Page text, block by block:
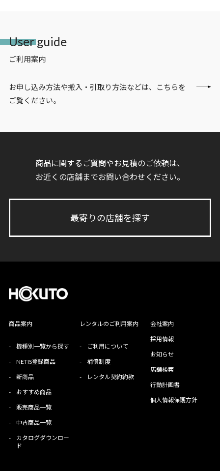
User guide
ご利用案内
お申し込み方法や搬入・引取り方法などは、こちらを
ご覧ください。
商品に関するご質問やお見積のご依頼は、
お近くの店舗までお問い合わせください。
最寄りの店舗を探す
商品案内
- 機種別一覧から探す
- NETIS登録商品
- 新商品
- おすすめ商品
- 販売商品一覧
- 中古商品一覧
-
カタログダウンロー
ド
レンタルのご利用案内
- ご利用について
- 補償制度
- レンタル契約約款
会社案内
採用情報
お知らせ
店舗検索
行動計画書
個人情報保護方針